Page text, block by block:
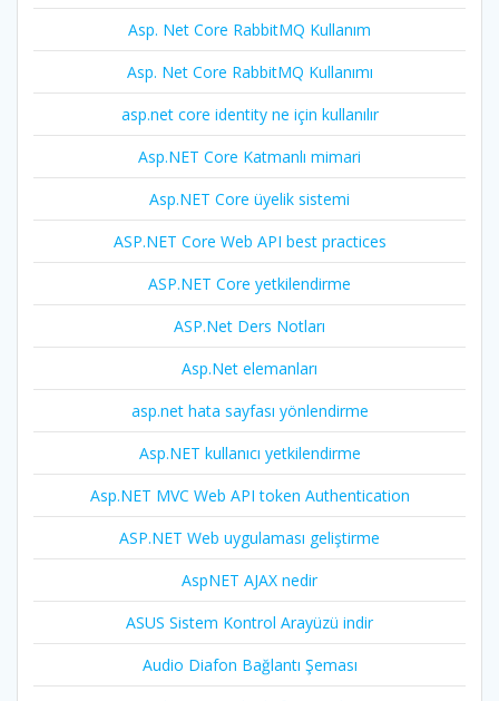
Asp. Net Core RabbitMQ Kullanım
Asp. Net Core RabbitMQ Kullanımı
asp.net core identity ne için kullanılır
Asp.NET Core Katmanlı mimari
Asp.NET Core üyelik sistemi
ASP.NET Core Web API best practices
ASP.NET Core yetkilendirme
ASP.Net Ders Notları
Asp.Net elemanları
asp.net hata sayfası yönlendirme
Asp.NET kullanıcı yetkilendirme
Asp.NET MVC Web API token Authentication
ASP.NET Web uygulaması geliştirme
AspNET AJAX nedir
ASUS Sistem Kontrol Arayüzü indir
Audio Diafon Bağlantı Şeması